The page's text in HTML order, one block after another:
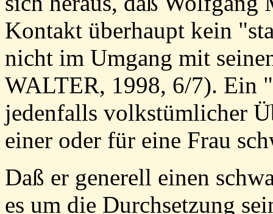
Kontakt überhaupt kein
nicht im Umgang mit
WALTER, 1998, 6/7). Ein
jedenfalls volkstümlicher
einer oder für eine Frau
Daß er generell einen
es um die Durchsetzung